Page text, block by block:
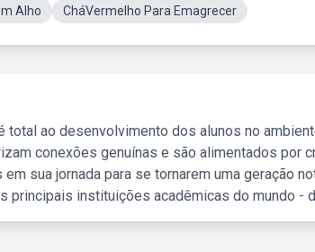
Alho CháVermelho Para Emagrecer
total ao desenvolvimento dos alunos no
conexões genuínas e são alimentados por
sua jornada para se tornarem uma geração
principais instituições acadêmicas do mundo -